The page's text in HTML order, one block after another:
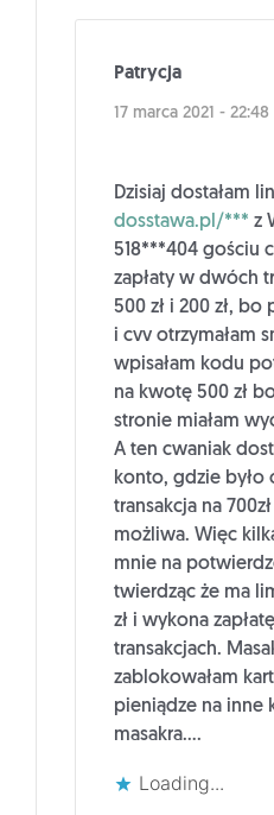
Patrycja
17 marca 2021 - 22:48
Dzisiaj dostałam
dosstawa.pl/*** z
518***404 gościu
zapłaty w dwóch
500 zł i 200 zł, bo
i cvv otrzymałam
wpisałam kodu
na kwotę 500 zł
stronie miałam
A ten cwaniak
konto, gdzie było
transakcja na
możliwa. Więc
mnie na
twierdząc że ma
zł i wykona
transakcjach.
zablokowałam
pieniądze na inne
masakra….
Loading...